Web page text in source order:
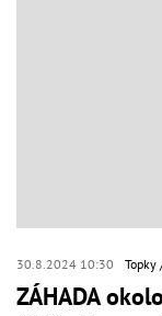
30.8.2024 10:30 Topky
ZÁHADA